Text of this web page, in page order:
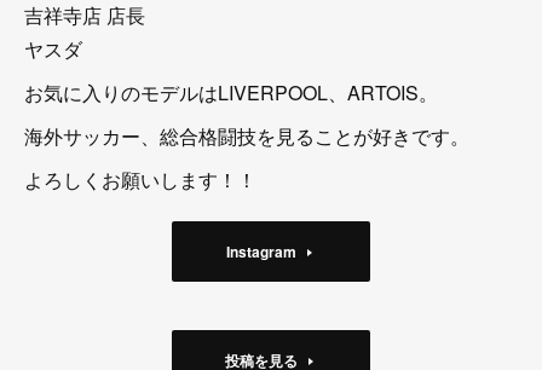
吉祥寺店 店長
ヤスダ
お気に入りのモデルはLIVERPOOL、ARTOIS。
海外サッカー、総合格闘技を見ることが好きです。
よろしくお願いします！！
Instagram
投稿を見る